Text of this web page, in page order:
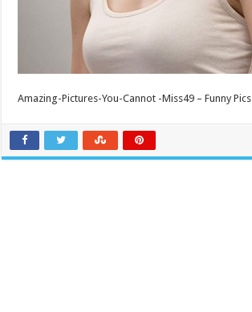
Amazing-Pictures-You-Cannot -Miss49 – Funny Pics